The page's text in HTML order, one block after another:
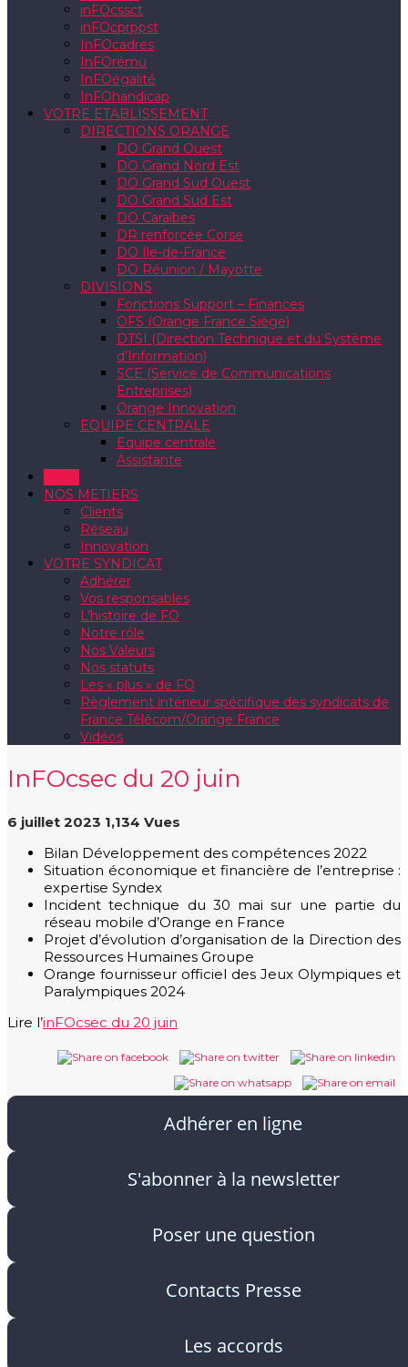
inFOcssct
inFOcprppst
InFOcadres
InFOrému
InFOégalité
InFOhandicap
VOTRE ETABLISSEMENT
DIRECTIONS ORANGE
DO Grand Ouest
DO Grand Nord Est
DO Grand Sud Ouest
DO Grand Sud Est
DO Caraïbes
DR renforcée Corse
DO Ile-de-France
DO Réunion / Mayotte
DIVISIONS
Fonctions Support – Finances
OFS (Orange France Siège)
DTSI (Direction Technique et du Système
d’Information)
SCE (Service de Communications
Entreprises)
Orange Innovation
EQUIPE CENTRALE
Equipe centrale
Assistante
NOS METIERS
Clients
Réseau
Innovation
VOTRE SYNDICAT
Adhérer
Vos responsables
L’histoire de FO
Notre rôle
Nos Valeurs
Nos statuts
Les « plus » de FO
Règlement intérieur spécifique des syndicats de
France Télécom/Orange France
Vidéos
InFOcsec du 20 juin
6 juillet 2023 1,134 Vues
Bilan Développement des compétences 2022
Situation économique et financière de l’entreprise :
expertise Syndex
Incident technique du 30 mai sur une partie du
réseau mobile d’Orange en France
Projet d’évolution d’organisation de la Direction des
Ressources Humaines Groupe
Orange fournisseur officiel des Jeux Olympiques et
Paralympiques 2024
Lire l’inFOcsec du 20 juin
Adhérer en ligne
S'abonner à la newsletter
Poser une question
Contacts Presse
Les accords